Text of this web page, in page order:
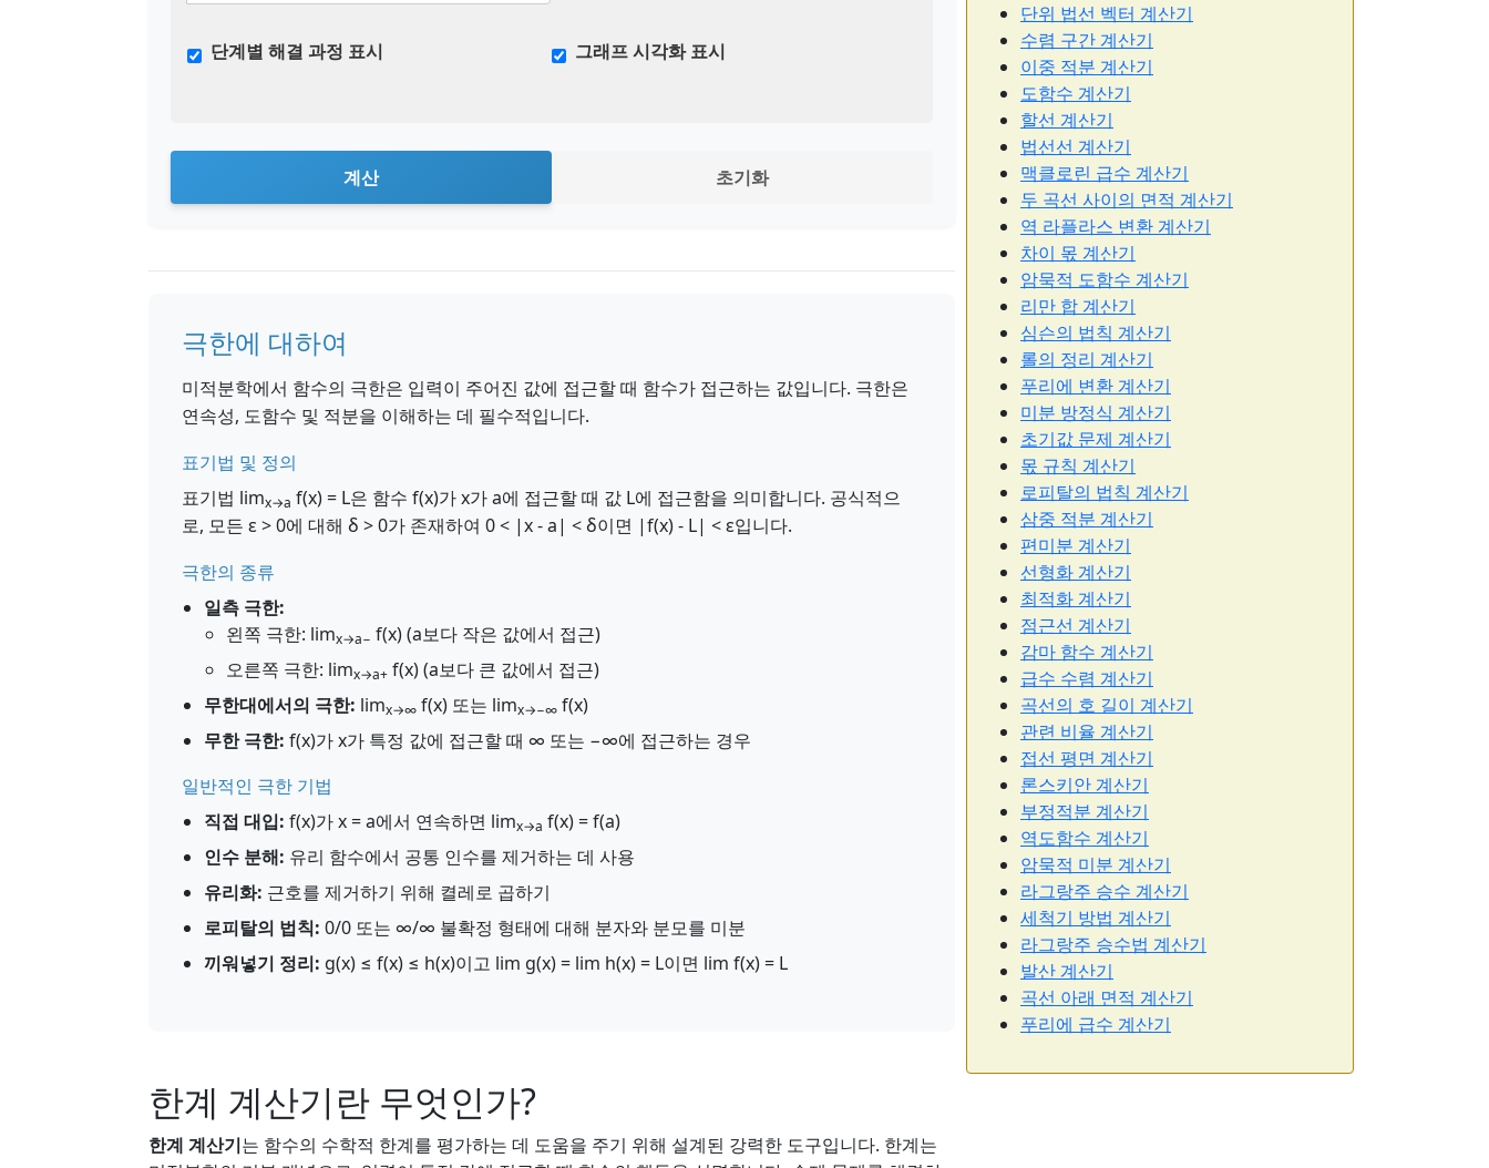
단계별 해결 과정 표시 그래프 시각화 표시
계산 초기화
극한에 대하여
미적분학에서 함수의 극한은 입력이 주어진 값에 접근할 때 함수가 접근하는 값입니다. 극한은
연속성, 도함수 및 적분을 이해하는 데 필수적입니다.
표기법 및 정의
표기법 limx→a f(x) = L은 함수 f(x)가 x가 a에 접근할 때 값 L에 접근함을 의미합니다. 공식적으
로, 모든 ε > 0에 대해 δ > 0가 존재하여 0 < |x - a| < δ이면 |f(x) - L| < ε입니다.
극한의 종류
일측 극한:
왼쪽 극한: limx→a− f(x) (a보다 작은 값에서 접근)
오른쪽 극한: limx→a+ f(x) (a보다 큰 값에서 접근)
무한대에서의 극한: limx→∞ f(x) 또는 limx→−∞ f(x)
무한 극한: f(x)가 x가 특정 값에 접근할 때 ∞ 또는 −∞에 접근하는 경우
일반적인 극한 기법
직접 대입: f(x)가 x = a에서 연속하면 limx→a f(x) = f(a)
인수 분해: 유리 함수에서 공통 인수를 제거하는 데 사용
유리화: 근호를 제거하기 위해 켤레로 곱하기
로피탈의 법칙: 0/0 또는 ∞/∞ 불확정 형태에 대해 분자와 분모를 미분
끼워넣기 정리: g(x) ≤ f(x) ≤ h(x)이고 lim g(x) = lim h(x) = L이면 lim f(x) = L
한계 계산기란 무엇인가?
한계 계산기는 함수의 수학적 한계를 평가하는 데 도움을 주기 위해 설계된 강력한 도구입니다. 한계는
단위 법선 벡터 계산기
수렴 구간 계산기
이중 적분 계산기
도함수 계산기
할선 계산기
법선선 계산기
맥클로린 급수 계산기
두 곡선 사이의 면적 계산기
역 라플라스 변환 계산기
차이 몫 계산기
암묵적 도함수 계산기
리만 합 계산기
심슨의 법칙 계산기
롤의 정리 계산기
푸리에 변환 계산기
미분 방정식 계산기
초기값 문제 계산기
몫 규칙 계산기
로피탈의 법칙 계산기
삼중 적분 계산기
편미분 계산기
선형화 계산기
최적화 계산기
점근선 계산기
감마 함수 계산기
급수 수렴 계산기
곡선의 호 길이 계산기
관련 비율 계산기
접선 평면 계산기
론스키안 계산기
부정적분 계산기
역도함수 계산기
암묵적 미분 계산기
라그랑주 승수 계산기
세척기 방법 계산기
라그랑주 승수법 계산기
발산 계산기
곡선 아래 면적 계산기
푸리에 급수 계산기